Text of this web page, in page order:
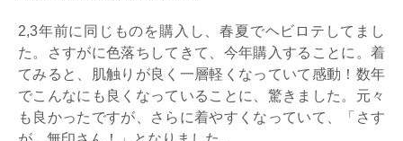
2,3年前に同じものを購入し、春夏でヘビロテしてまし
た。さすがに色落ちしてきて、今年購入することに。着
てみると、肌触りが良く一層軽くなっていて感動！数年
でこんなにも良くなっていることに、驚きました。元々
も良かったですが、さらに着やすくなっていて、「さす